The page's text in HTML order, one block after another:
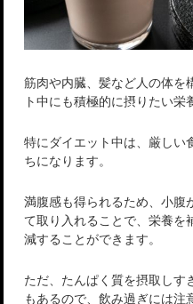
筋肉や内臓、髪など人の体を
ト中にも積極的に摂りたい栄
特にダイエット中は、厳しい
ちになります。
満腹感も得られるため、小腹
て取り入れることで、栄養
減することができます。
ただ、たんぱく質を摂取しす
もあるので、飲み過ぎには注